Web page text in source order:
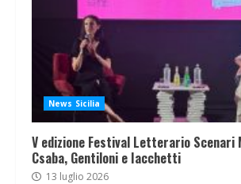
News Sicilia
V edizione Festival Letterario Scenari
Csaba, Gentiloni e Iacchetti
13 luglio 2026